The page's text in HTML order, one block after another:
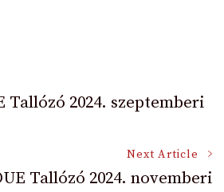
Tallózó 2024. szeptemberi
Next Article
Tallózó 2024. novemberi